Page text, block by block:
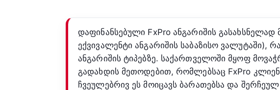
დაფინანსებული FxPro ანგარიშის
ექვივალენტი ანგარიშის საბაზისო
ანგარიშის ტიპებზე. საქართველოში მყოფ
გადახდის მეთოდებით, რომლებსაც FxPro
ჩვეულებრივ ეს მოიცავს ბარათებსა და